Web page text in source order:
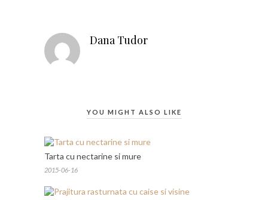
Dana Tudor
YOU MIGHT ALSO LIKE
Tarta cu nectarine si mure
2015-06-16